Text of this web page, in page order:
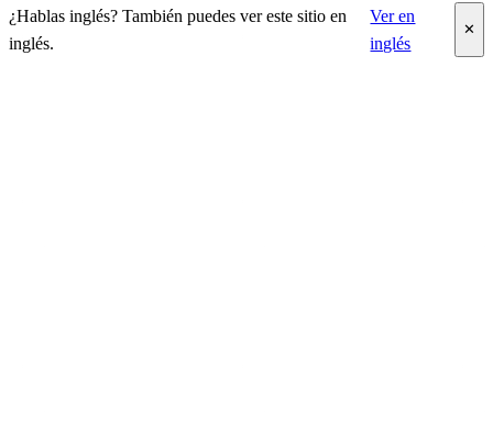
¿Hablas inglés? También puedes ver este sitio en
inglés.
Ver en
inglés
✕